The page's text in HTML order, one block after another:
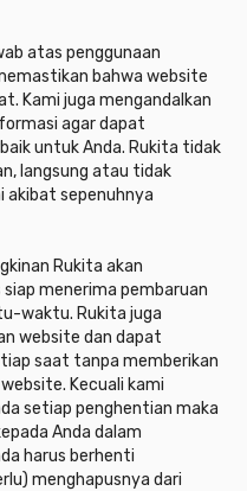
atas penggunaan
bahwa website
Kami juga mengandalkan
agar dapat
untuk Anda. Rukita tidak
langsung atau tidak
akibat sepenuhnya
Rukita akan
menerima pembaruan
waktu. Rukita juga
website dan dapat
saat tanpa memberikan
Kecuali kami
setiap penghentian maka
Anda dalam
harus berhenti
menghapusnya dari